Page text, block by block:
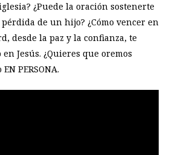
¿Puede la oración sostenerte
de un hijo? ¿Cómo vencer en
desde la paz y la confianza, te
Jesús. ¿Quieres que oremos
PERSONA.